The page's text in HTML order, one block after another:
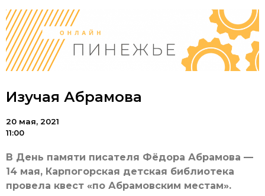
Изучая Абрамова
20 мая, 2021
11:00
В День памяти писателя Фёдора Абрамова —
14 мая, Карпогорская детская библиотека
провела квест «по Абрамовским местам».